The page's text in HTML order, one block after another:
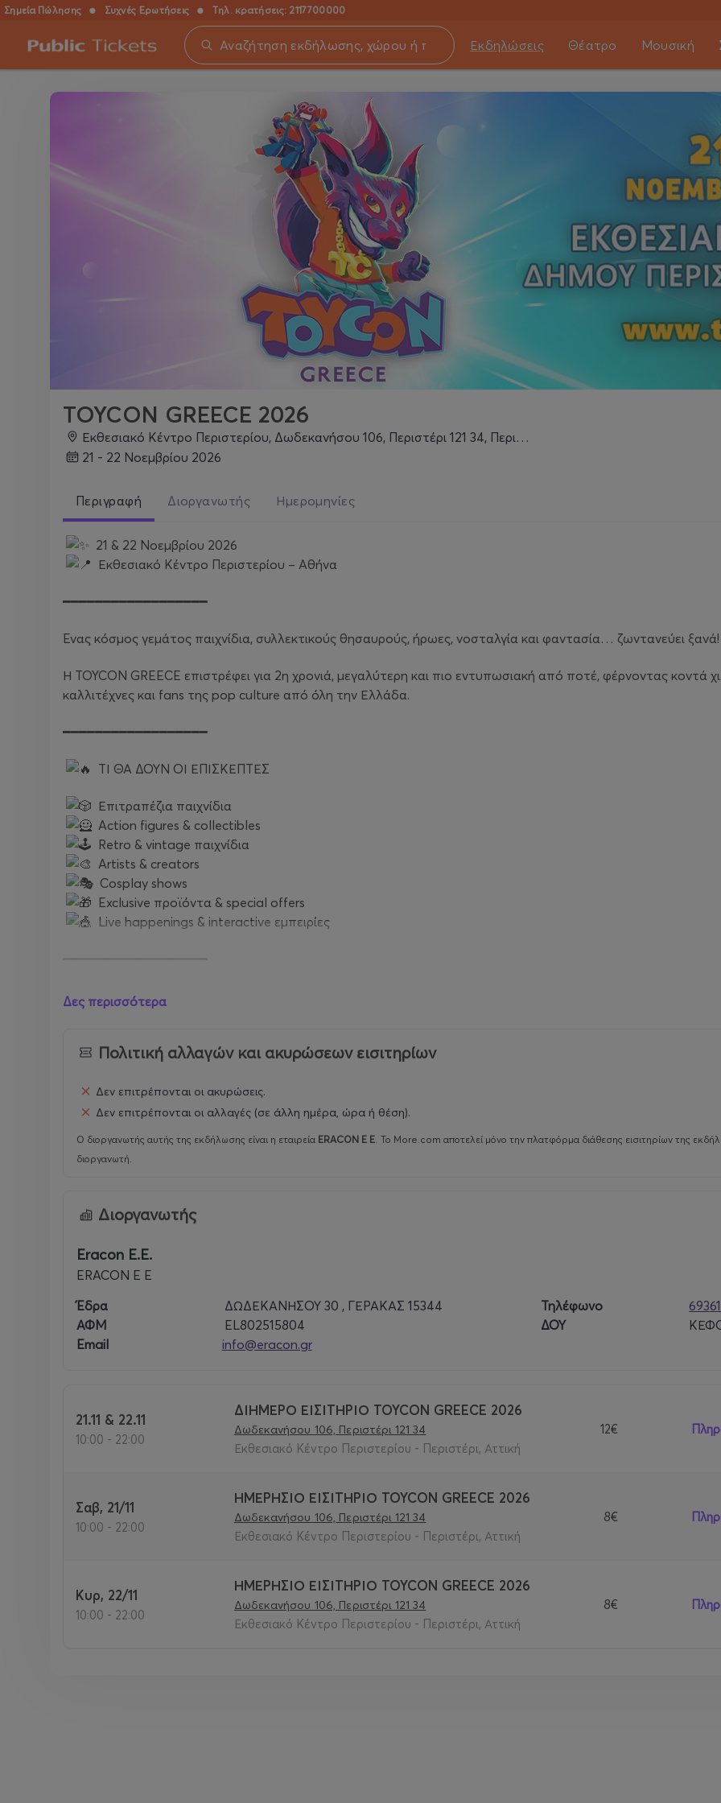
Σημεία Πώλησης ● Συχνές Ερωτήσεις ● Τηλ. κρατήσεις: 2117700000
Εκδηλώσεις Θέατρο Μουσική
TOYCON GREECE 2026
Εκθεσιακό Κέντρο Περιστερίου, Δωδεκανήσου 106, Περιστέρι 121 34, Περιστέρι
21 - 22 Νοεμβρίου 2026
Περιγραφή Διοργανωτής Ημερομηνίες
21 & 22 Νοεμβρίου 2026
Εκθεσιακό Κέντρο Περιστερίου – Αθήνα
━━━━━━━━━━━━━━━━━━
Ένας κόσμος γεμάτος παιχνίδια, συλλεκτικούς θησαυρούς, ήρωες, νοσταλγία και φαντασία… ζωντανεύει ξανά!
Η TOYCON GREECE επιστρέφει για 2η χρονιά, μεγαλύτερη και πιο εντυπωσιακή από ποτέ, φέρνοντας κοντά
καλλιτέχνες και fans της pop culture από όλη την Ελλάδα.
━━━━━━━━━━━━━━━━━━
ΤΙ ΘΑ ΔΟΥΝ ΟΙ ΕΠΙΣΚΕΠΤΕΣ
Επιτραπέζια παιχνίδια
Action figures & collectibles
Retro & vintage παιχνίδια
Artists & creators
Cosplay shows
Exclusive προϊόντα & special offers
Live happenings & interactive εμπειρίες
Δείτε στιγμές από την TOYCON GREECE 2025
Περισσότεροι από 16.000 επισκέπτες κατέκλυσαν την περσινή διοργάνωση, δημιουργώντας ένα μοναδικό
━━━━━━━━━━━━━━━━━━
ΝΕΑ ΤΟΠΟΘΕΣΙΑ – ΜΕΓΑΛΥΤΕΡΗ ΕΜΠΕΙΡΙΑ
Άμεση πρόσβαση μέσω Μετρό
Δωρεάν parking για εκθέτες & επισκέπτες
TOYCON GREECE 2026
Δεν είναι απλώς μια έκθεση.
Είναι το σημείο συνάντησης της gaming, collectible & toy κοινότητας στην Ελλάδα.
21-22 Νοεμβρίου 2026
Εκθεσιακό Κέντρο Δήμου Περιστερίου
Ώρες διεξαγωγής : 10:00 - 22:00
Μονοήμερο από το γκισέ της έκθεσης και με προπώληση 8€
Διημέρου από το γκισέ της έκθεσης και με προπώληση 12€
Δες περισσότερα
Πολιτική αλλαγών και ακυρώσεων εισιτηρίων
Δεν επιτρέπονται οι ακυρώσεις.
Δεν επιτρέπονται οι αλλαγές (σε άλλη ημέρα, ώρα ή θέση).
Ο διοργανωτής αυτής της εκδήλωσης είναι η εταιρεία ERACON E E. Το More.com αποτελεί μόνο την πλατφόρμα διάθεσης εισιτηρίων της
διοργανωτή.
Διοργανωτής
Eracon E.E.
ERACON E E
Έδρα
ΔΩΔΕΚΑΝΗΣΟΥ 30 , ΓΕΡΑΚΑΣ 15344 Τηλέφωνο
ΑΦΜ
EL802515804 ΔΟΥ
Email
info@eracon.gr
21.11 & 22.11
10:00 - 22:00
ΔΙΗΜΕΡΟ ΕΙΣΙΤΗΡΙΟ TOYCON GREECE 2026
Δωδεκανήσου 106, Περιστέρι 121 34
Εκθεσιακό Κέντρο Περιστερίου - Περιστέρι, Αττική
12€
Σαβ, 21/11
10:00 - 22:00
ΗΜΕΡΗΣΙΟ ΕΙΣΙΤΗΡΙΟ TOYCON GREECE 2026
Δωδεκανήσου 106, Περιστέρι 121 34
Εκθεσιακό Κέντρο Περιστερίου - Περιστέρι, Αττική
8€
Κυρ, 22/11
10:00 - 22:00
ΗΜΕΡΗΣΙΟ ΕΙΣΙΤΗΡΙΟ TOYCON GREECE 2026
Δωδεκανήσου 106, Περιστέρι 121 34
Εκθεσιακό Κέντρο Περιστερίου - Περιστέρι, Αττική
8€